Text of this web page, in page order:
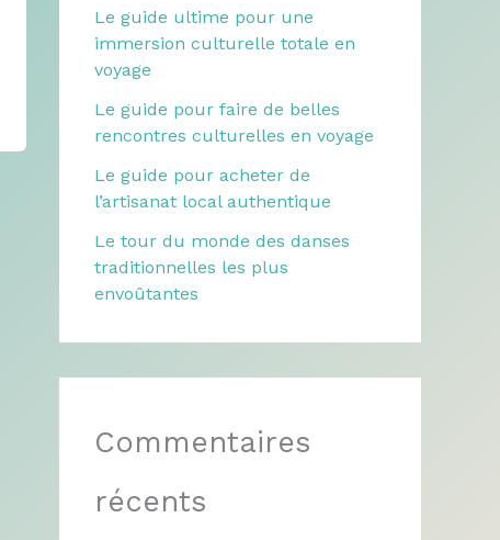
Le guide ultime pour une
immersion culturelle totale en
voyage
Le guide pour faire de belles
rencontres culturelles en voyage
Le guide pour acheter de
l’artisanat local authentique
Le tour du monde des danses
traditionnelles les plus
envoûtantes
Commentaires
récents